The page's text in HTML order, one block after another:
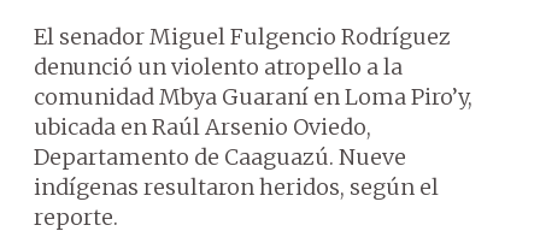
El senador Miguel Fulgencio Rodríguez
denunció un violento atropello a la
comunidad Mbya Guaraní en Loma Piro’y,
ubicada en Raúl Arsenio Oviedo,
Departamento de Caaguazú. Nueve
indígenas resultaron heridos, según el
reporte.